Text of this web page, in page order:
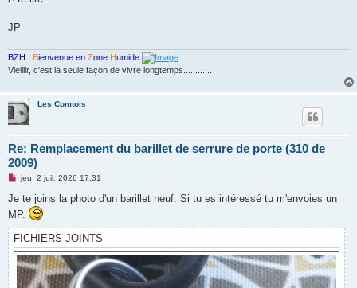
o
u
JP
BZH : Bienvenue en Zone Humide
Vieillir, c'est la seule façon de vivre longtemps............
Les Comtois
Re: Remplacement du barillet de serrure de porte (310 de
2009)
M
s
a
e
n
o
n
l
u
jeu. 2 juil. 2026 17:31
Je te joins la photo d'un barillet neuf. Si tu es intéressé tu m'envoies un
MP.
FICHIERS JOINTS